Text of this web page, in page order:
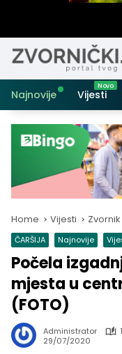
Najnovije Vijesti
Home Vijesti Zvornik
ČARŠIJA Najnovije
Počela
mjesta u
(FOTO)
Administrator
29/07/2020